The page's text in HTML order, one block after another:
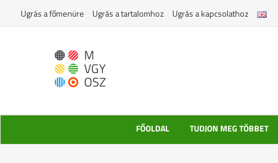
Ugrás a főmenüre Ugrás a tartalomhoz Ugrás a kapcsolathoz
FŐOLDAL TUDJON MEG TÖBBET